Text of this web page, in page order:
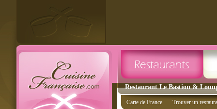
Restaurant Le Bastion &
Carte de France Trouver un